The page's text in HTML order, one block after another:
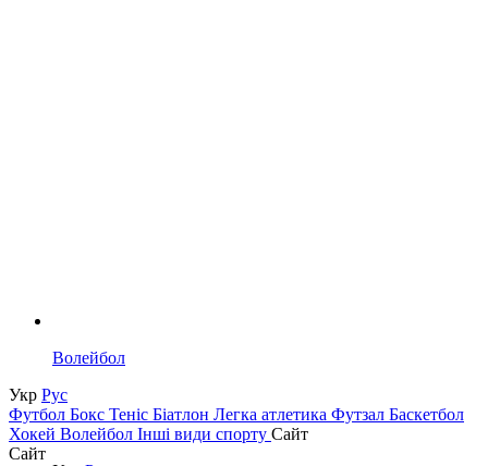
Волейбол
Укр Рус
Футбол Бокс Теніс Біатлон Легка атлетика Футзал Баскетбол
Хокей Волейбол Інші види спорту Сайт
Сайт